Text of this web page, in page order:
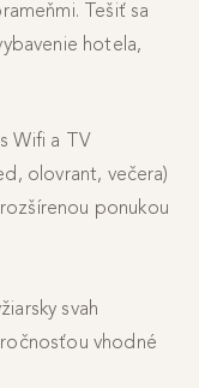
Tešiť sa
hotela,
Wifi a TV
olovrant, večera)
ponukou
svah
vhodné